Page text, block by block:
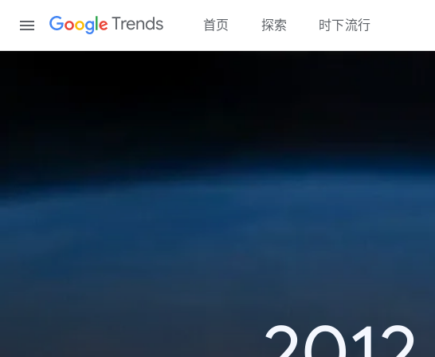
Trends 首页 探索 时下流行